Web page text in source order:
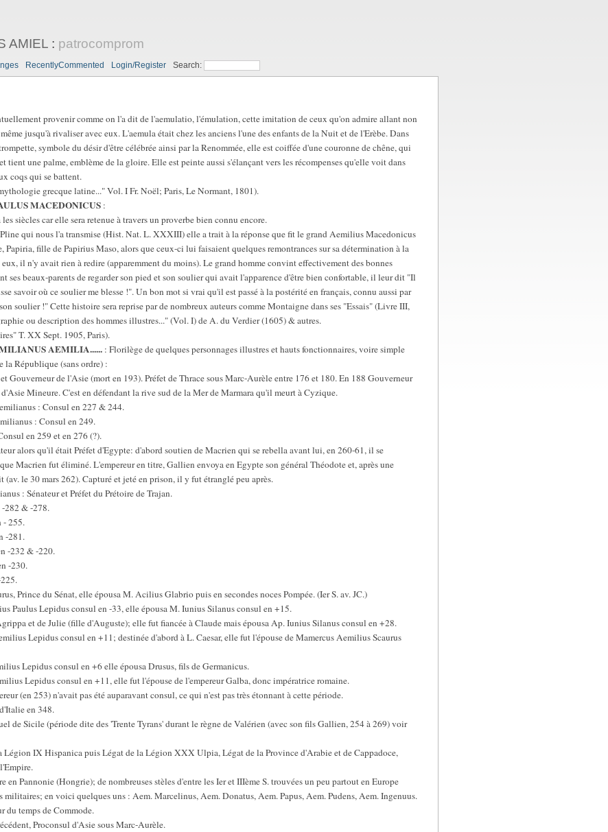
AMIEL : patrocomprom
RecentlyCommented Login/Register Search:
provenir comme on l'a dit de l'aemulatio, l'émulation, cette imitation de ceux qu'on admire allant non
jusqu'à rivaliser avec eux. L'aemula était chez les anciens l'une des enfants de la Nuit et de l'Erèbe. Dans
symbole du désir d'être célébrée ainsi par la Renommée, elle est coiffée d'une couronne de chêne, qui
tient une palme, emblème de la gloire. Elle est peinte aussi s'élançant vers les récompenses qu'elle voit dans
coqs qui se battent.
grecque latine..." Vol. I Fr. Noël; Paris, Le Normant, 1801).
MACEDONICUS :
siècles car elle sera retenue à travers un proverbe bien connu encore.
qui nous l'a transmise (Hist. Nat. L. XXXIII) elle a trait à la réponse que fit le grand Aemilius Macedonicus
Papiria, fille de Papirius Maso, alors que ceux-ci lui faisaient quelques remontrances sur sa détermination à la
il n'y avait rien à redire (apparemment du moins). Le grand homme convint effectivement des bonnes
ses beaux-parents de regarder son pied et son soulier qui avait l'apparence d'être bien confortable, il leur dit "Il
savoir où ce soulier me blesse !". Un bon mot si vrai qu'il est passé à la postérité en français, connu aussi par
soulier !" Cette histoire sera reprise par de nombreux auteurs comme Montaigne dans ses "Essais" (Livre III,
ou description des hommes illustres..." (Vol. I) de A. du Verdier (1605) & autres.
T. XX Sept. 1905, Paris).
AEMILIA...... : Florilège de quelques personnages illustres et hauts fonctionnaires, voire simple
la République (sans ordre) :
Gouverneur de l'Asie (mort en 193). Préfet de Thrace sous Marc-Aurèle entre 176 et 180. En 188 Gouverneur
Mineure. C'est en défendant la rive sud de la Mer de Marmara qu'il meurt à Cyzique.
: Consul en 227 & 244.
: Consul en 249.
en 259 et en 276 (?).
alors qu'il était Préfet d'Egypte: d'abord soutien de Macrien qui se rebella avant lui, en 260-61, il se
Macrien fut éliminé. L'empereur en titre, Gallien envoya en Egypte son général Théodote et, après une
le 30 mars 262). Capturé et jeté en prison, il y fut étranglé peu après.
: Sénateur et Préfet du Prétoire de Trajan.
282 & -278.
- 255.
-281.
-232 & -220.
-230.
Prince du Sénat, elle épousa M. Acilius Glabrio puis en secondes noces Pompée. (Ier S. av. JC.)
Paulus Lepidus consul en -33, elle épousa M. Iunius Silanus consul en +15.
et de Julie (fille d'Auguste); elle fut fiancée à Claude mais épousa Ap. Iunius Silanus consul en +28.
Lepidus consul en +11; destinée d'abord à L. Caesar, elle fut l'épouse de Mamercus Aemilius Scaurus
Lepidus consul en +6 elle épousa Drusus, fils de Germanicus.
Lepidus consul en +11, elle fut l'épouse de l'empereur Galba, donc impératrice romaine.
(en 253) n'avait pas été auparavant consul, ce qui n'est pas très étonnant à cette période.
en 348.
de Sicile (période dite des 'Trente Tyrans' durant le règne de Valérien (avec son fils Gallien, 254 à 269) voir
IX Hispanica puis Légat de la Légion XXX Ulpia, Légat de la Province d'Arabie et de Cappadoce,
Pannonie (Hongrie); de nombreuses stèles d'entre les Ier et IIIème S. trouvées un peu partout en Europe
en voici quelques uns : Aem. Marcelinus, Aem. Donatus, Aem. Papus, Aem. Pudens, Aem. Ingenuus.
du temps de Commode.
Proconsul d'Asie sous Marc-Aurèle.